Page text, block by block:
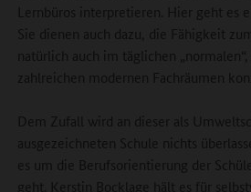
Lernbüros interpretieren. Hier geht es
Sie dienen auch dazu, die Fähigkeit
natürlich auch im täglichen
zahlreichen modernen Fachräumen
Dem Zufall wird an dieser als
ausgezeichneten Schule nichts
es um die Berufsorientierung der
geht. Kerstin Bocklage hält es für